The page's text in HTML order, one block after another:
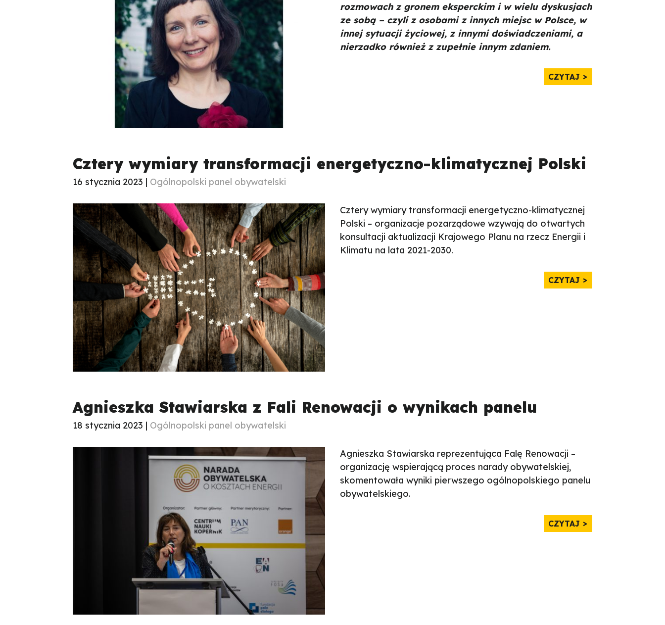
rozmowach z gronem eksperckim i w wielu dyskusjach
ze sobą – czyli z osobami z innych miejsc w Polsce, w
innej sytuacji życiowej, z innymi doświadczeniami, a
nierzadko również z zupełnie innym zdaniem.
CZYTAJ
Cztery wymiary transformacji energetyczno-klimatycznej Polski
16 stycznia 2023 | Ogólnopolski panel obywatelski
Cztery wymiary transformacji energetyczno-klimatycznej
Polski – organizacje pozarządowe wzywają do otwartych
konsultacji aktualizacji Krajowego Planu na rzecz Energii i
Klimatu na lata 2021-2030.
CZYTAJ
Agnieszka Stawiarska z Fali Renowacji o wynikach panelu
18 stycznia 2023 | Ogólnopolski panel obywatelski
Agnieszka Stawiarska reprezentująca Falę Renowacji –
organizację wspierającą proces narady obywatelskiej,
skomentowała wyniki pierwszego ogólnopolskiego panelu
obywatelskiego.
CZYTAJ